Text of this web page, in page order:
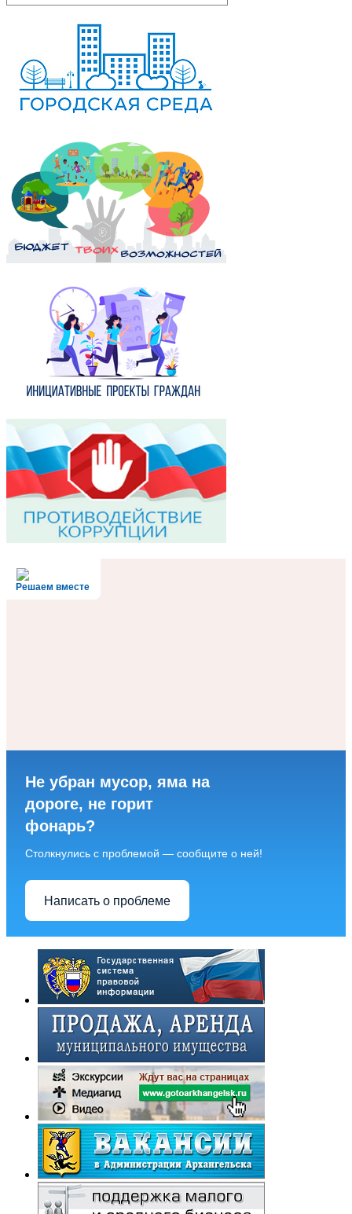
Решаем вместе
Не убран мусор, яма на
дороге, не горит
фонарь?
Столкнулись с проблемой — сообщите о ней!
Написать о проблеме